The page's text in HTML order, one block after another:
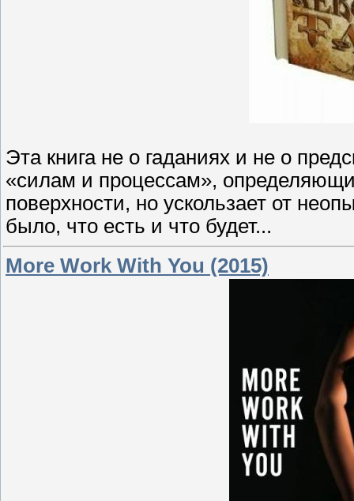
Эта книга не о гаданиях и не о
«силам и процессам»,
поверхности, но ускользает от
было, что есть и что будет...
More Work With You (2015)